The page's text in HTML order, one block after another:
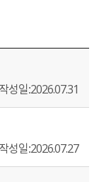
2026.07.31
2026.07.27